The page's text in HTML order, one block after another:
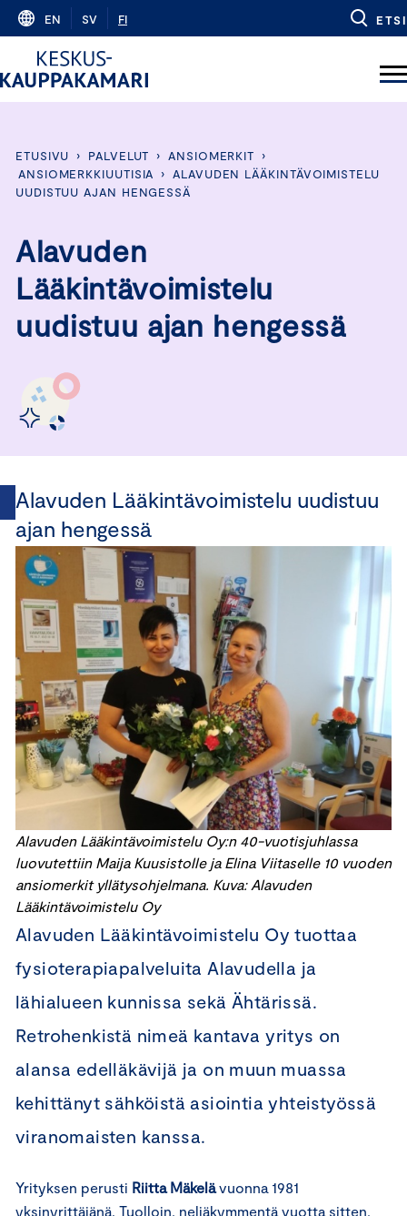
Skip
content
EN SV FI ETSI
ETUSIVU › PALVELUT › ANSIOMERKIT
›
ANSIOMERKKIUUTISIA
› ALAVUDEN LÄÄKINTÄVOIMISTELU
UUDISTUU AJAN HENGESSÄ
Alavuden
Lääkintävoimistelu
uudistuu ajan hengessä
Alavuden Lääkintävoimistelu uudistuu
ajan hengessä
Alavuden Lääkintävoimistelu Oy:n 40-vuotisjuhlassa
luovutettiin Maija Kuusistolle ja Elina Viitaselle 10 vuoden
ansiomerkit yllätysohjelmana. Kuva: Alavuden
Lääkintävoimistelu Oy
Alavuden Lääkintävoimistelu Oy tuottaa
fysioterapiapalveluita Alavudella ja
lähialueen kunnissa sekä Ähtärissä.
Retrohenkistä nimeä kantava yritys on
alansa edelläkävijä ja on muun muassa
kehittänyt sähköistä asiointia yhteistyössä
viranomaisten kanssa.
Yrityksen perusti Riitta Mäkelä vuonna 1981
yksinyrittäjänä. Tuolloin, neljäkymmentä vuotta sitten,